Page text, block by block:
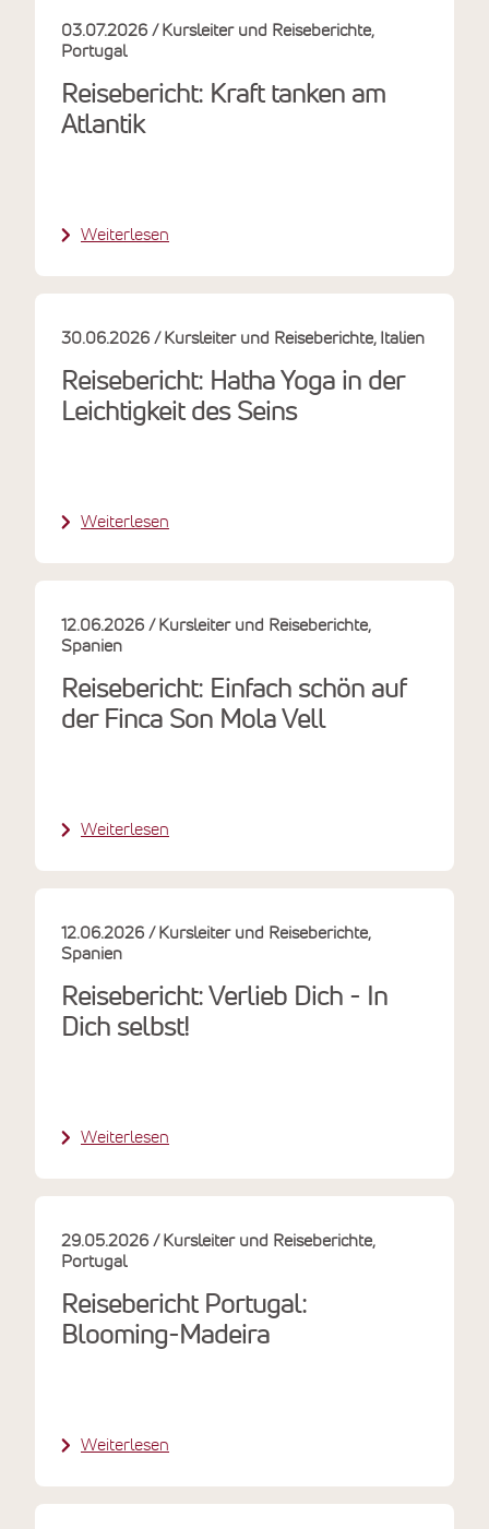
Reisebericht: Kraft tanken am
Atlantik
03.07.2026
Kursleiter und Reiseberichte
Portugal
Weiterlesen
Reisebericht: Hatha Yoga in der
Leichtigkeit des Seins
30.06.2026 Kursleiter und Reiseberichte Italien
Weiterlesen
Reisebericht: Einfach schön auf
der Finca Son Mola Vell
12.06.2026
Kursleiter und Reiseberichte
Spanien
Weiterlesen
Reisebericht: Verlieb Dich - In
Dich selbst!
12.06.2026
Kursleiter und Reiseberichte
Spanien
Weiterlesen
Reisebericht Portugal:
Blooming-Madeira
29.05.2026
Kursleiter und Reiseberichte
Portugal
Weiterlesen